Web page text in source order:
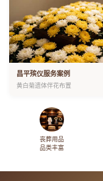
昌平殡仪服务案例
黄白菊遗体伴花布置
丧葬用品
品类丰富